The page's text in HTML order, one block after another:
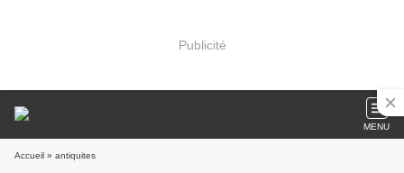
Publicité
MENU
Accueil » antiquites